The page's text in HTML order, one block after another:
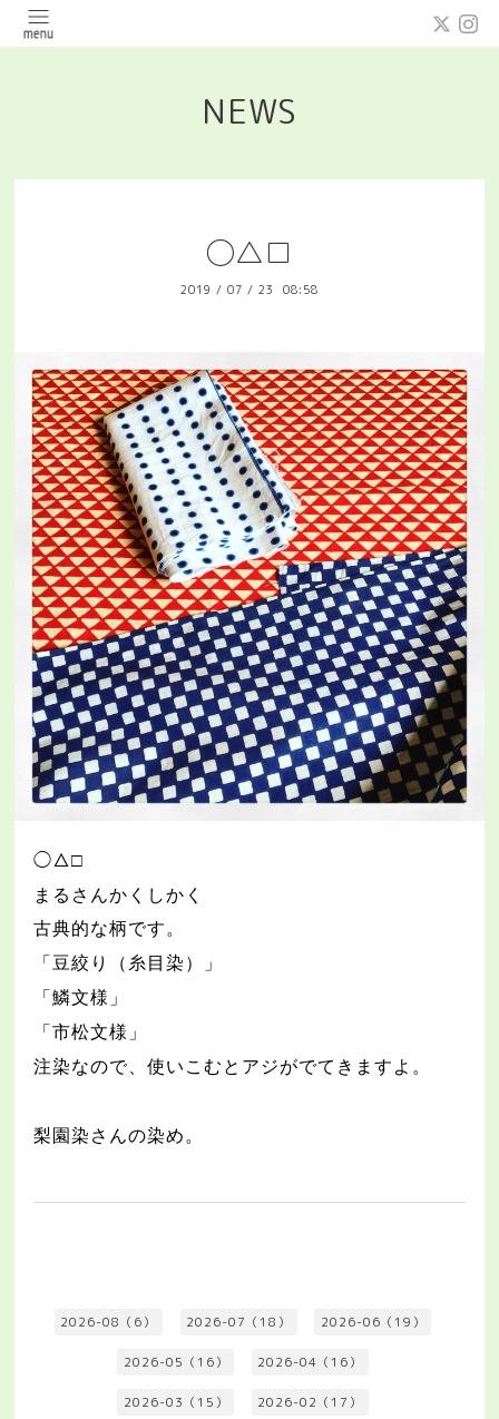
NEWS
◯△□
2019 / 07 / 23 08:58
◯△□
まるさんかくしかく
古典的な柄です。
「豆絞り（糸目染）」
「鱗文様」
「市松文様」
注染なので、使いこむとアジがでてきますよ。
梨園染さんの染め。
2026-08（6） 2026-07（18） 2026-06（19）
2026-05（16） 2026-04（16）
2026-03（15） 2026-02（17）